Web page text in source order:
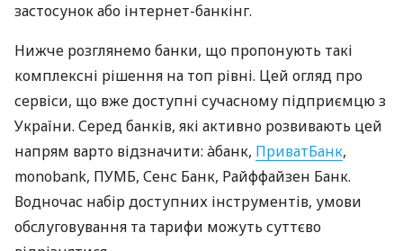
застосунок або інтернет-банкінг.
Нижче розглянемо банки, що пропонують такі
комплексні рішення на топ рівні. Цей огляд про
сервіси, що вже доступні сучасному підприємцю з
України. Серед банків, які активно розвивають цей
напрям варто відзначити: àбанк, ПриватБанк,
monobank, ПУМБ, Сенс Банк, Райффайзен Банк.
Водночас набір доступних інструментів, умови
обслуговування та тарифи можуть суттєво